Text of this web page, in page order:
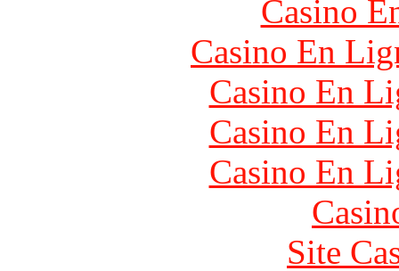
Casino
Casino En
Casino En
Casino En
Casino En
Site